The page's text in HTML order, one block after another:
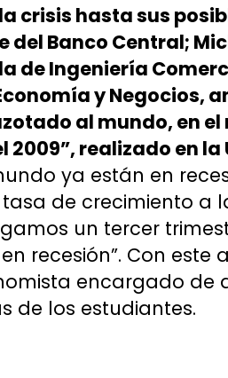
crisis hasta sus
del Banco Central;
de Ingeniería
y Negocios,
al mundo, en el
realizado en
ya están en
de crecimiento a
un tercer
recesión”. Con este
encargado de
de los estudiantes.